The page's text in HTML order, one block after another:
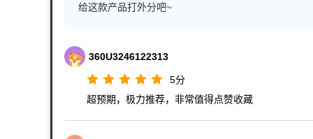
给这款产品打外分吧~
360U3246122313
5分
超预期，极力推荐，非常值得点赞收藏